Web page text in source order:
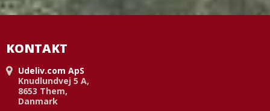
KONTAKT
Udeliv.com ApS
Knudlundvej 5 A,
8653 Them,
Danmark